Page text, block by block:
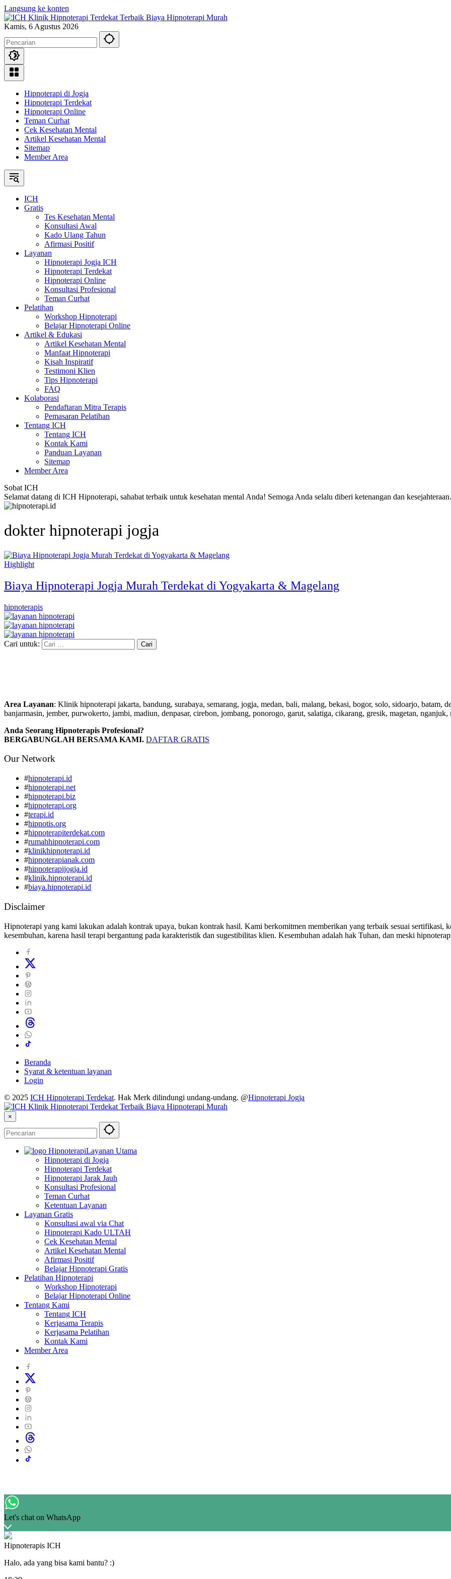
Langsung ke konten
Kamis, 6 Agustus 2026
Hipnoterapi di Jogja
Hipnoterapi Terdekat
Hipnoterapi Online
Teman Curhat
Cek Kesehatan Mental
Artikel Kesehatan Mental
Sitemap
Member Area
ICH
Gratis
Tes Kesehatan Mental
Konsultasi Awal
Kado Ulang Tahun
Afirmasi Positif
Layanan
Hipnoterapi Jogja ICH
Hipnoterapi Terdekat
Hipnoterapi Online
Konsultasi Profesional
Teman Curhat
Pelatihan
Workshop Hipnoterapi
Belajar Hipnoterapi Online
Artikel & Edukasi
Artikel Kesehatan Mental
Manfaat Hipnoterapi
Kisah Inspiratif
Testimoni Klien
Tips Hipnoterapi
FAQ
Kolaborasi
Pendaftaran Mitra Terapis
Pemasaran Pelatihan
Tentang ICH
Tentang ICH
Kontak Kami
Panduan Layanan
Sitemap
Member Area
Sobat ICH
Selamat datang di ICH Hipnoterapi, sahabat terbaik untuk kesehatan mental Anda! Semoga Anda selalu diberi ketenangan dan
dokter hipnoterapi jogja
Highlight
Biaya Hipnoterapi Jogja Murah Terdekat di Yogyakarta & Magelang
hipnoterapis
Cari untuk:
Area Layanan: Klinik hipnoterapi jakarta, bandung, surabaya, semarang, jogja, medan, bali, malang, bekasi, bogor, solo, sidoarjo, batam,
banjarmasin, jember, purwokerto, jambi, madiun, denpasar, cirebon, jombang, ponorogo, garut, salatiga, cikarang, gresik, magetan,
Anda Seorang Hipnoterapis Profesional?
BERGABUNGLAH BERSAMA KAMI. DAFTAR GRATIS
Our Network
#hipnoterapi.id
#hipnoterapi.net
#hipnoterapi.biz
#hipnoterapi.org
#terapi.id
#hipnotis.org
#hipnoterapiterdekat.com
#rumahhipnoterapi.com
#klinikhipnoterapi.id
#hipnoterapianak.com
#hipnoterapijogja.id
#klinik.hipnoterapi.id
#biaya.hipnoterapi.id
Disclaimer
Hipnoterapi yang kami lakukan adalah kontrak upaya, bukan kontrak hasil. Kami berkomitmen memberikan yang terbaik sesuai sertifikasi,
kesembuhan, karena hasil terapi bergantung pada karakteristik dan sugestibilitas klien. Kesembuhan adalah hak Tuhan, dan meski
Beranda
Syarat & ketentuan layanan
Login
© 2025 ICH Hipnoterapi Terdekat. Hak Merk dilindungi undang-undang. @Hipnoterapi Jogja
×
Layanan Utama
Hipnoterapi di Jogja
Hipnoterapi Terdekat
Hipnoterapi Jarak Jauh
Konsultasi Profesional
Teman Curhat
Ketentuan Layanan
Layanan Gratis
Konsultasi awal via Chat
Hipnoterapi Kado ULTAH
Cek Kesehatan Mental
Artikel Kesehatan Mental
Afirmasi Positif
Belajar Hipnoterapi Gratis
Pelatihan Hipnoterapi
Workshop Hipnoterapi
Belajar Hipnoterapi Online
Tentang Kami
Tentang ICH
Kerjasama Terapis
Kerjasama Pelatihan
Kontak Kami
Member Area
Let's chat on WhatsApp
Hipnoterapis ICH
Halo, ada yang bisa kami bantu? :)